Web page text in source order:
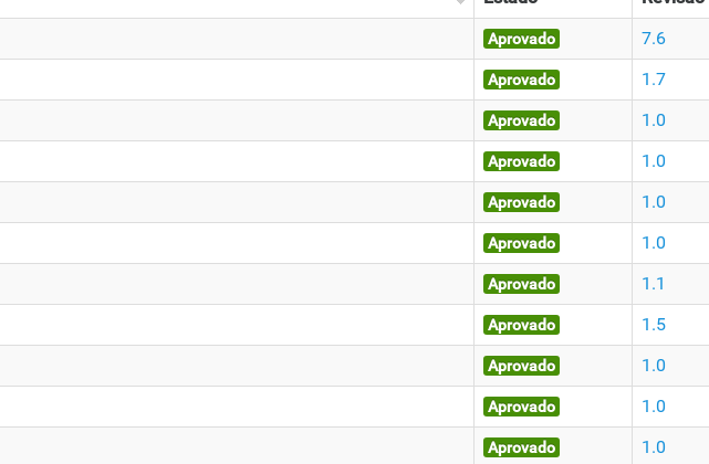
Aprovado 7.6
Aprovado 1.7
Aprovado 1.0
Aprovado 1.0
Aprovado 1.0
Aprovado 1.0
Aprovado 1.1
Aprovado 1.5
Aprovado 1.0
Aprovado 1.0
Aprovado 1.0